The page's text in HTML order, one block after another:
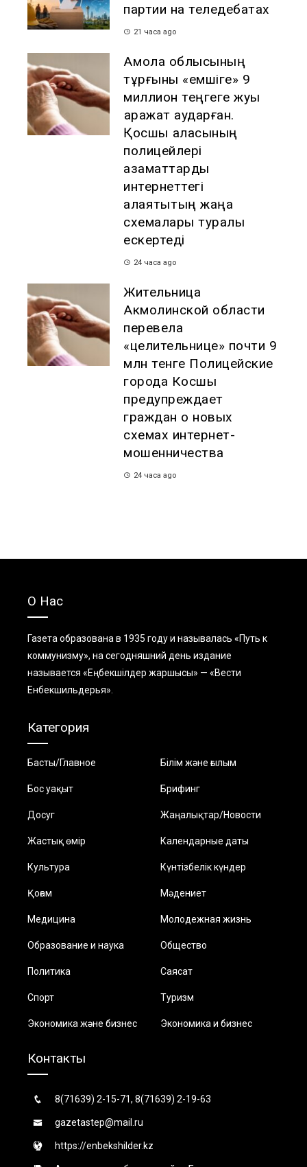
партии на теледебатах
21 часа ago
Ақмола облысының
тұрғыны «емшіге» 9
миллион теңгеге жуық
қаражат аударған.
Қосшы қаласының
полицейлері
азаматтарды
интернеттегі
алаяқтықтың жаңа
схемалары туралы
ескертеді
24 часа ago
Жительница
Акмолинской области
перевела
«целительнице» почти 9
млн тенге Полицейские
города Косшы
предупреждает
граждан о новых
схемах интернет-
мошенничества
24 часа ago
О Нас
Газета образована в 1935 году и называлась «Путь к
коммунизму», на сегодняшний день издание
называется «Еңбекшiлдер жаршысы» — «Вести
Енбекшильдерья».
Категория
Басты/Главное Білім және ғылым
Бос уақыт Брифинг
Досуг Жаңалықтар/Новости
Жастық өмір Календарные даты
Культура Күнтізбелік күндер
Қоғам Мәдениет
Медицина Молодежная жизнь
Образование и наука Общество
Политика Саясат
Спорт Туризм
Экономика және бизнес Экономика и бизнес
Контакты
8(71639) 2-15-71, 8(71639) 2-19-63
gazetastep@mail.ru
https://enbekshilder.kz